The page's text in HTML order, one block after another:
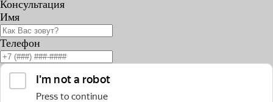
Консультация
Имя
Телефон